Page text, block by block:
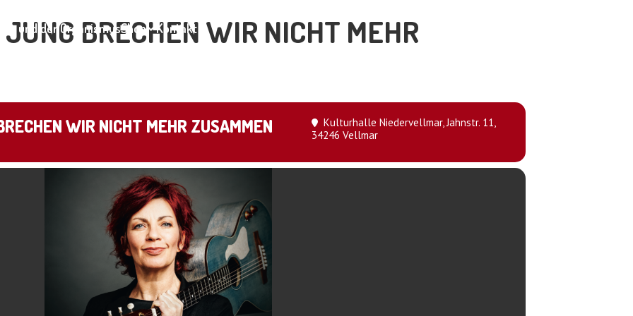
und der OrganismusShop Kontakt
BRECHEN WIR NICHT MEHR
WIR NICHT MEHR ZUSAMMEN Kulturhalle Niedervellmar, Jahnstr. 11,
34246 Vellmar